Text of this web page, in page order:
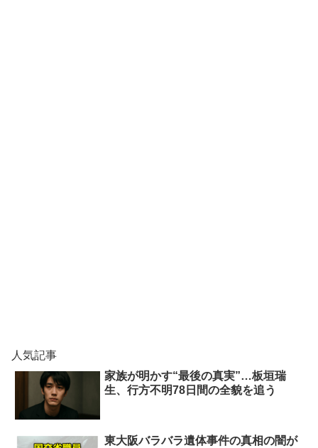
人気記事
家族が明かす“最後の真実”…板垣瑞
生、行方不明78日間の全貌を追う
東大阪バラバラ遺体事件の真相の闇が